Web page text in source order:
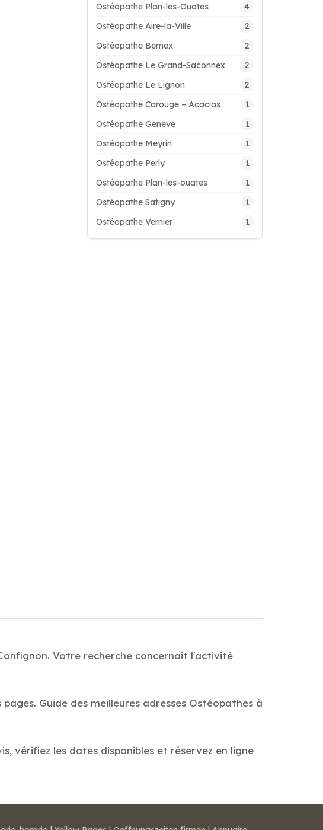
Ostéopathe Plan-les-Ouates 4
Ostéopathe Aire-la-Ville 2
Ostéopathe Bernex 2
Ostéopathe Le Grand-Saconnex 2
Ostéopathe Le Lignon 2
Ostéopathe Carouge – Acacias 1
Ostéopathe Geneve 1
Ostéopathe Meyrin 1
Ostéopathe Perly 1
Ostéopathe Plan-les-ouates 1
Ostéopathe Satigny 1
Ostéopathe Vernier 1
Votre recherche concernait l'activité
Guide des meilleures adresses Ostéopathes à
vérifiez les dates disponibles et réservez en ligne